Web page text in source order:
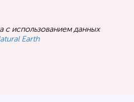
с использованием данных
Earth